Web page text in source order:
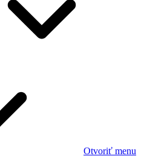
Otvoriť menu